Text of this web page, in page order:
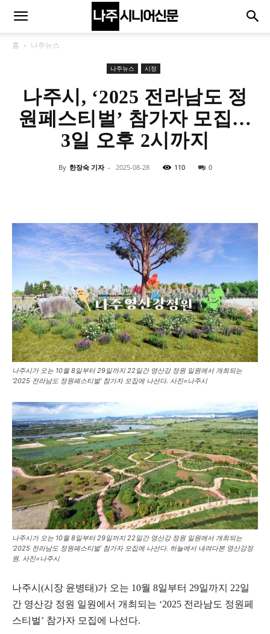
홈 나주뉴스
나주뉴스 시정
나주시, ‘2025 전라남도 정
원페스티벌’ 참가자 모집…
3일 오후 2시까지
By 한장숙 기자 - 2025-08-28 110 0
나주시가 오는 10월 8일부터 29일까지 22일간 영산강 정원 일원에서 개최되는
'2025 전라남도 정원페스티벌' 참가자 모집에 나선다. 사진=나주시
나주시가 오는 10월 8일부터 29일까지 22일간 영산강 정원 일원에서 개최되는
‘2025 전라남도 정원페스티벌’ 참가자 모집에 나선다. 하늘에서 내려다본 영산강정
원. 사진=나주시
나주시(시장 윤병태)가 오는 10월 8일부터 29일까지 22일
간 영산강 정원 일원에서 개최되는 ‘2025 전라남도 정원페
스티벌’ 참가자 모집에 나선다.